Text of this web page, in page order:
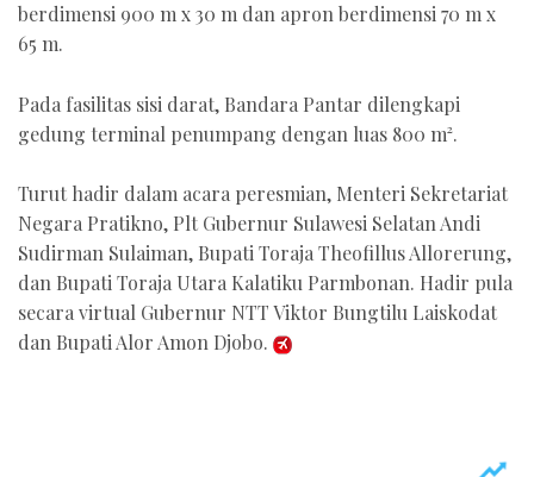
berdimensi 900 m x 30 m dan apron berdimensi 70 m x
65 m.
Pada fasilitas sisi darat, Bandara Pantar dilengkapi
gedung terminal penumpang dengan luas 800 m².
Turut hadir dalam acara peresmian, Menteri Sekretariat
Negara Pratikno, Plt Gubernur Sulawesi Selatan Andi
Sudirman Sulaiman, Bupati Toraja Theofillus Allorerung,
dan Bupati Toraja Utara Kalatiku Parmbonan. Hadir pula
secara virtual Gubernur NTT Viktor Bungtilu Laiskodat
dan Bupati Alor Amon Djobo.